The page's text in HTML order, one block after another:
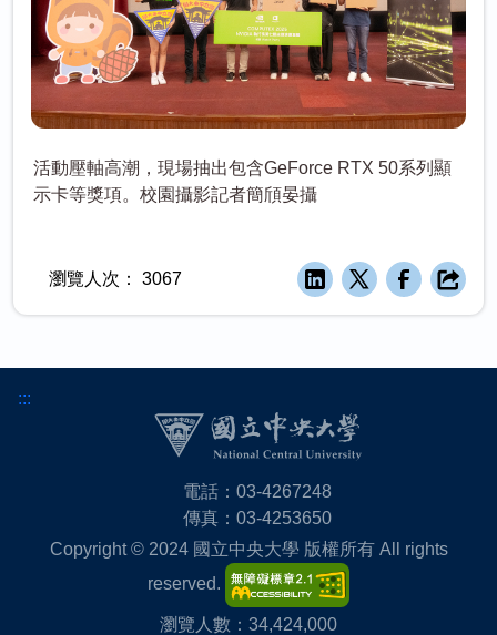
活動壓軸高潮，現場抽出包含GeForce RTX 50系列顯
示卡等獎項。校園攝影記者簡頎晏攝
瀏覽人次： 3067
:::
電話：03-4267248
傳真：03-4253650
Copyright © 2024 國立中央大學 版權所有 All rights
reserved.
瀏覽人數：34,424,000